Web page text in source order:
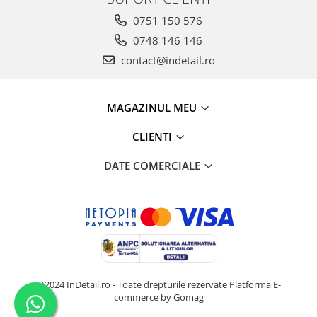
0751 150 576
0748 146 146
contact@indetail.ro
MAGAZINUL MEU
CLIENTI
DATE COMERCIALE
@2024 InDetail.ro - Toate drepturile rezervate Platforma E-
commerce by Gomag